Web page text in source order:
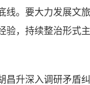
线。要大力发展文
，持续整治形式
昌升深入调研矛盾